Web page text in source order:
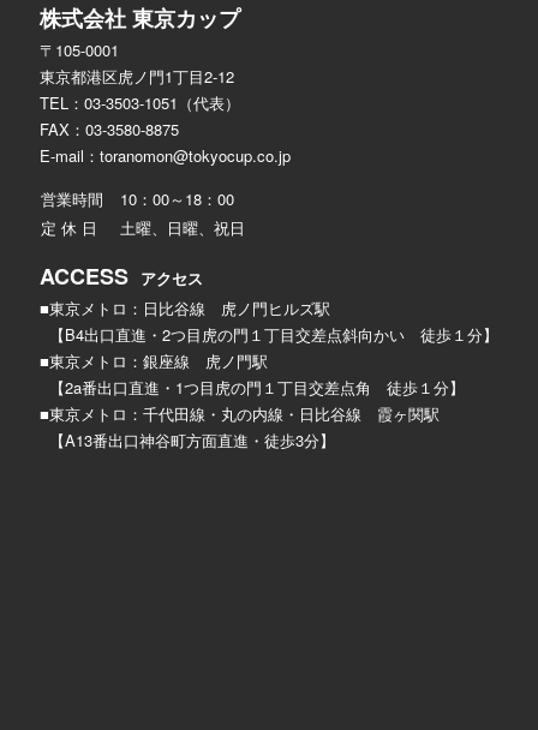
株式会社 東京カップ
〒105-0001
東京都港区虎ノ門1丁目2-12
TEL：03-3503-1051（代表）
FAX：03-3580-8875
E-mail： toranomon@tokyocup.co.jp
営業時間
10：00～18：00
定 休 日
土曜、日曜、祝日
ACCESS アクセス
■東京メトロ：日比谷線 虎ノ門ヒルズ駅
【B4出口直進・2つ目虎の門１丁目交差点斜向かい 徒歩１分】
■東京メトロ：銀座線 虎ノ門駅
【2a番出口直進・1つ目虎の門１丁目交差点角 徒歩１分】
■東京メトロ：千代田線・丸の内線・日比谷線 霞ヶ関駅
【A13番出口神谷町方面直進・徒歩3分】